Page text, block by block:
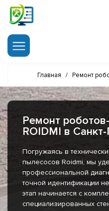
Главная / Ремонт
Ремонт
ROIDMI в
Погружаясь в
пылесосов Roidmi, мы
профессиональной
точной идентификации
этап начинается с
специализированных